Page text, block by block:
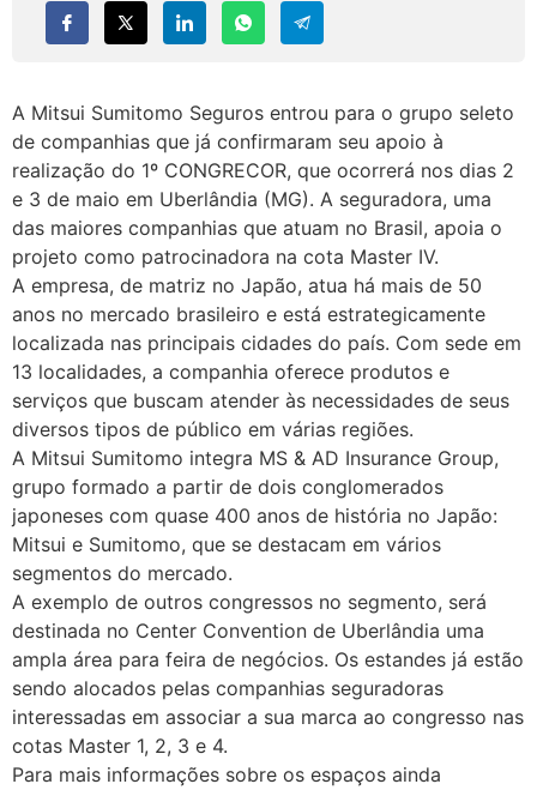
A Mitsui Sumitomo Seguros entrou para o grupo seleto
de companhias que já confirmaram seu apoio à
realização do 1º CONGRECOR, que ocorrerá nos dias 2
e 3 de maio em Uberlândia (MG). A seguradora, uma
das maiores companhias que atuam no Brasil, apoia o
projeto como patrocinadora na cota Master IV.
A empresa, de matriz no Japão, atua há mais de 50
anos no mercado brasileiro e está estrategicamente
localizada nas principais cidades do país. Com sede em
13 localidades, a companhia oferece produtos e
serviços que buscam atender às necessidades de seus
diversos tipos de público em várias regiões.
A Mitsui Sumitomo integra MS & AD Insurance Group,
grupo formado a partir de dois conglomerados
japoneses com quase 400 anos de história no Japão:
Mitsui e Sumitomo, que se destacam em vários
segmentos do mercado.
A exemplo de outros congressos no segmento, será
destinada no Center Convention de Uberlândia uma
ampla área para feira de negócios. Os estandes já estão
sendo alocados pelas companhias seguradoras
interessadas em associar a sua marca ao congresso nas
cotas Master 1, 2, 3 e 4.
Para mais informações sobre os espaços ainda